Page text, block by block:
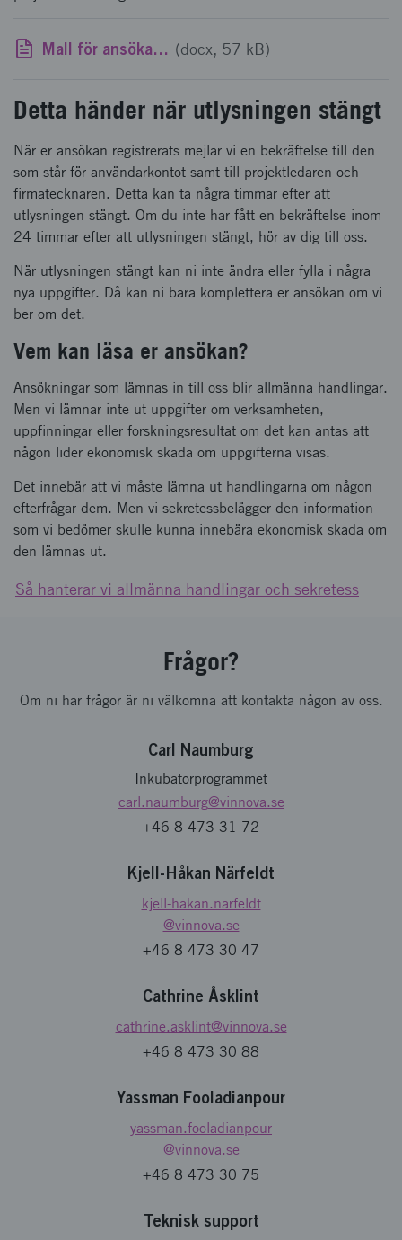
Mall för ansökan till Utvecklingsprojekt i inkubatorer (docx, 57 kB)
Detta händer när utlysningen stängt
När er ansökan registrerats mejlar vi en bekräftelse till den
som står för användarkontot samt till projektledaren och
firmatecknaren. Detta kan ta några timmar efter att
utlysningen stängt. Om du inte har fått en bekräftelse inom
24 timmar efter att utlysningen stängt, hör av dig till oss.
När utlysningen stängt kan ni inte ändra eller fylla i några
nya uppgifter. Då kan ni bara komplettera er ansökan om vi
ber om det.
Vem kan läsa er ansökan?
Ansökningar som lämnas in till oss blir allmänna handlingar.
Men vi lämnar inte ut uppgifter om verksamheten,
uppfinningar eller forskningsresultat om det kan antas att
någon lider ekonomisk skada om uppgifterna visas.
Det innebär att vi måste lämna ut handlingarna om någon
efterfrågar dem. Men vi sekretessbelägger den information
som vi bedömer skulle kunna innebära ekonomisk skada om
den lämnas ut.
Så hanterar vi allmänna handlingar och sekretess
Frågor?
Om ni har frågor är ni välkomna att kontakta någon av oss.
Carl Naumburg
Inkubatorprogrammet
carl.naumburg@vinnova.se
+46 8 473 31 72
Kjell-Håkan Närfeldt
kjell-hakan.narfeldt
@vinnova.se
+46 8 473 30 47
Cathrine Åsklint
cathrine.asklint@vinnova.se
+46 8 473 30 88
Yassman Fooladianpour
yassman.fooladianpour
@vinnova.se
+46 8 473 30 75
Teknisk support